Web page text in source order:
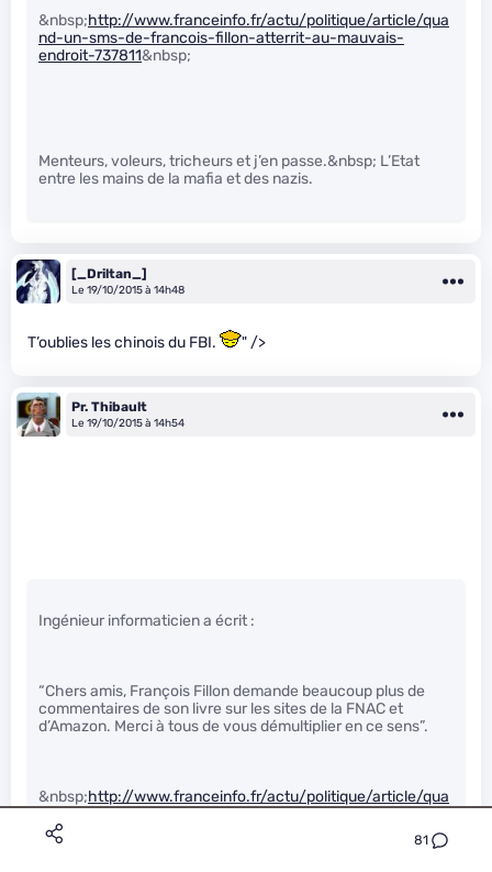
81
&nbsp;http://www.franceinfo.fr/actu/politique/article/qua
nd-un-sms-de-francois-fillon-atterrit-au-mauvais-
endroit-737811&nbsp;
Menteurs, voleurs, tricheurs et j’en passe.&nbsp; L’Etat
entre les mains de la mafia et des nazis.
[_Driltan_]
Le 19/10/2015 à 14h48
T’oublies les chinois du FBI. " />
Pr. Thibault
Le 19/10/2015 à 14h54
Ingénieur informaticien a écrit :
“Chers amis, François Fillon demande beaucoup plus de
commentaires de son livre sur les sites de la FNAC et
d’Amazon. Merci à tous de vous démultiplier en ce sens”.
&nbsp;http://www.franceinfo.fr/actu/politique/article/qua
nd-un-sms-de-francois-fillon-atterrit-au-mauvais-
endroit-737811